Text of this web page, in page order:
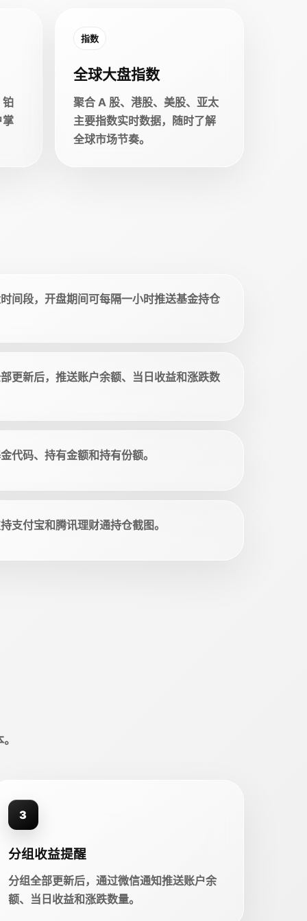
铂
掌
指数
全球大盘指数
聚合 A 股、港股、美股、亚太
主要指数实时数据，随时了解
全球市场节奏。
间段，开盘期间可每隔一小时推送基金持仓
更新后，推送账户余额、当日收益和涨跌数
代码、持有金额和持有份额。
支付宝和腾讯理财通持仓截图。
3
分组收益提醒
分组全部更新后，通过微信通知推送账户余
额、当日收益和涨跌数量。